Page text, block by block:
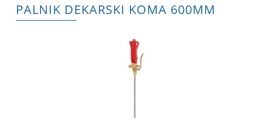
PALNIK DEKARSKI KOMA 600MM